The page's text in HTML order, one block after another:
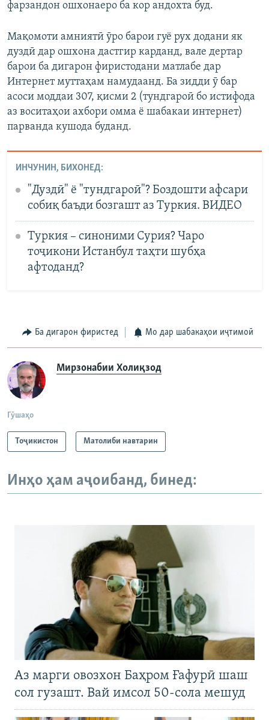
фарзандон ошхонаеро ба кор андохта буд.
Мақомоти амниятӣ ӯро барои гуё рух додани як
дуздӣ дар ошхона дастгир карданд, вале дертар
барои ба дигарон фиристодани матлабе дар
Интернет муттаҳам намудаанд. Ба зидди ӯ бар
асоси моддаи 307, қисми 2 (тундгароӣ бо истифода
аз воситаҳои ахбори омма ё шабакаи интернет)
парванда кушода буданд.
ИНЧУНИН, БИХОНЕД:
"Дуздӣ" ё "тундгароӣ"? Боздошти афсари
собиқ баъди бозгашт аз Туркия. ВИДЕО
Туркия – синоними Сурия? Чаро
тоҷикони Истанбул таҳти шубҳa
афтоданд?
Ба дигарон фиристед Мо дар шабакаҳои иҷтимоӣ
Мирзонабии Холиқзод
Гӯшаҳо
Тоҷикистон Матолиби навтарин
Инҳо ҳам аҷоибанд, бинед:
Аз марги овозхон Баҳром Ғафурӣ шаш
сол гузашт. Вай имсол 50-сола мешуд